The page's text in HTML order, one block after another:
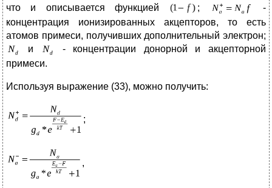
что и описывается функцией
;
-
концентрация ионизированных акцепторов, то есть
атомов примеси, получивших дополнительный электрон;
и
- концентрации донорной и акцепторной
примеси.
Используя выражение (33), можно получить:
;
,